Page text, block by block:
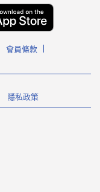
會員條款
隱私政策